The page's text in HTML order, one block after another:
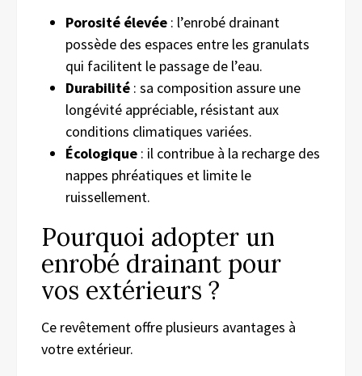
Porosité élevée : l’enrobé drainant
possède des espaces entre les granulats
qui facilitent le passage de l’eau.
Durabilité : sa composition assure une
longévité appréciable, résistant aux
conditions climatiques variées.
Écologique : il contribue à la recharge des
nappes phréatiques et limite le
ruissellement.
Pourquoi adopter un
enrobé drainant pour
vos extérieurs ?
Ce revêtement offre plusieurs avantages à
votre extérieur.